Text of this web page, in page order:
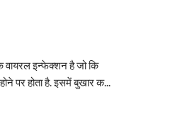
वायरल इन्फेक्शन है जो कि
पर होता है. इसमें बुखार क...